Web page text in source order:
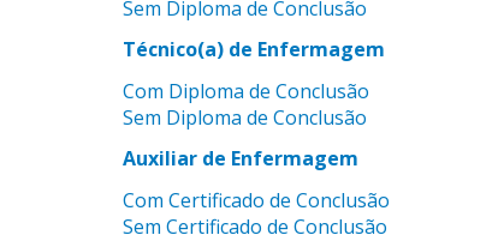
Sem Diploma de Conclusão
Técnico(a) de Enfermagem
Com Diploma de Conclusão
Sem Diploma de Conclusão
Auxiliar de Enfermagem
Com Certificado de Conclusão
Sem Certificado de Conclusão